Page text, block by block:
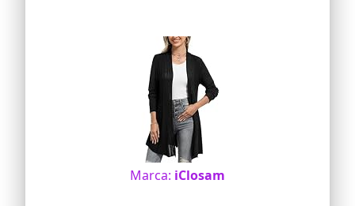
Marca: iClosam